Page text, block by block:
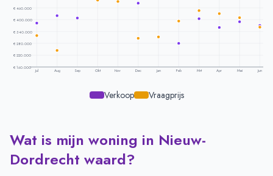
€ 460.000
€ 400.000
€ 340.000
€ 280.000
€ 220.000
€ 160.000
Jul Aug Sep Okt Nov Dec Jan Feb Mrt Apr Mei Jun
Verkoop Vraagprijs
Prijsontwikkeling per maand -Nieuw Dordrecht
Maand
Vraagprijs
Juli
€ 318.800
€ 383.025
Wat is mijn woning in Nieuw-
Dordrecht waard?